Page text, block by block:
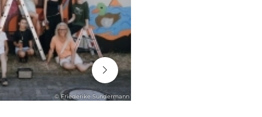
© Friederike Sundermann